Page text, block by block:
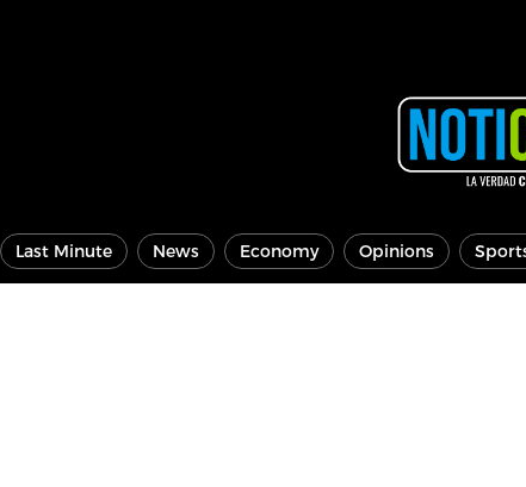
Last Minute News Economy Opinions